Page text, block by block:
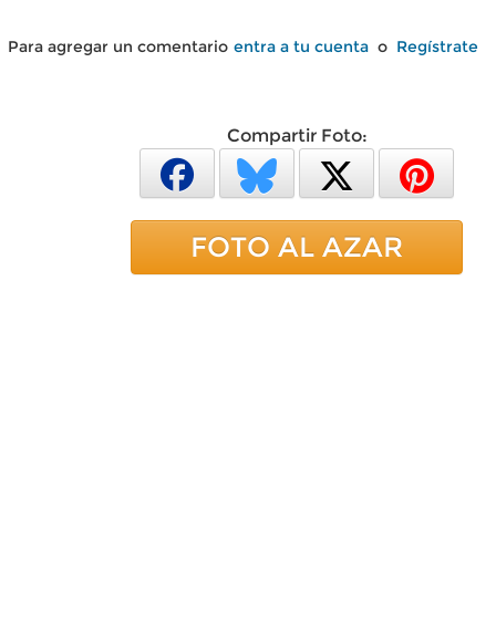
Para agregar un comentario entra a tu cuenta o Regístrate
Compartir Foto:
FOTO AL AZAR